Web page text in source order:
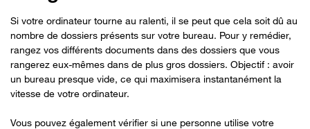
Si votre ordinateur tourne au ralenti, il se peut que cela soit dû au
nombre de dossiers présents sur votre bureau. Pour y remédier,
rangez vos différents documents dans des dossiers que vous
rangerez eux-mêmes dans de plus gros dossiers. Objectif : avoir
un bureau presque vide, ce qui maximisera instantanément la
vitesse de votre ordinateur.
Vous pouvez également vérifier si une personne utilise votre